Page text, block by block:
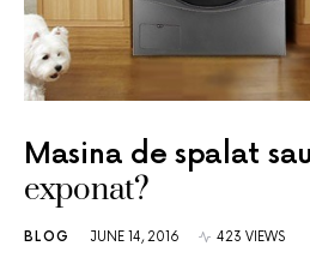
Masina de spalat
exponat?
BLOG JUNE 14, 2016 423 VIEWS